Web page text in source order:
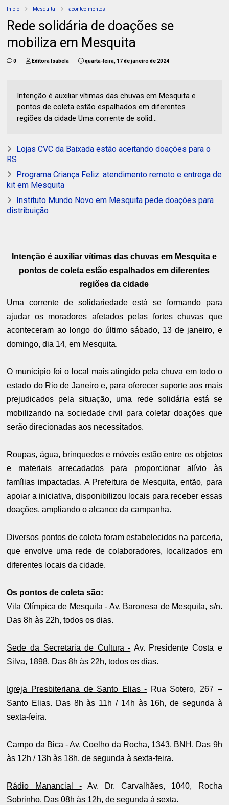
Início Mesquita acontecimentos
Rede solidária de doações se
mobiliza em Mesquita
0 Editora Isabela quarta-feira, 17 de janeiro de 2024
Intenção é auxiliar vítimas das chuvas em Mesquita e
pontos de coleta estão espalhados em diferentes
regiões da cidade Uma corrente de solid...
Lojas CVC da Baixada estão aceitando doações para o
RS
Programa Criança Feliz: atendimento remoto e entrega de
kit em Mesquita
Instituto Mundo Novo em Mesquita pede doações para
distribuição
Intenção é auxiliar vítimas das chuvas em Mesquita e
pontos de coleta estão espalhados em diferentes
regiões da cidade
Uma corrente de solidariedade está se formando para
ajudar os moradores afetados pelas fortes chuvas que
aconteceram ao longo do último sábado, 13 de janeiro, e
domingo, dia 14, em Mesquita.
O município foi o local mais atingido pela chuva em todo o
estado do Rio de Janeiro e, para oferecer suporte aos mais
prejudicados pela situação, uma rede solidária está se
mobilizando na sociedade civil para coletar doações que
serão direcionadas aos necessitados.
Roupas, água, brinquedos e móveis estão entre os objetos
e materiais arrecadados para proporcionar alívio às
famílias impactadas. A Prefeitura de Mesquita, então, para
apoiar a iniciativa, disponibilizou locais para receber essas
doações, ampliando o alcance da campanha.
Diversos pontos de coleta foram estabelecidos na parceria,
que envolve uma rede de colaboradores, localizados em
diferentes locais da cidade.
Os pontos de coleta são:
Vila Olímpica de Mesquita - Av. Baronesa de Mesquita, s/n.
Das 8h às 22h, todos os dias.
Sede da Secretaria de Cultura - Av. Presidente Costa e
Silva, 1898. Das 8h às 22h, todos os dias.
Igreja Presbiteriana de Santo Elias - Rua Sotero, 267 –
Santo Elias. Das 8h às 11h / 14h às 16h, de segunda à
sexta-feira.
Campo da Bica -Av. Coelho da Rocha, 1343, BNH. Das 9h
às 12h / 13h às 18h, de segunda à sexta-feira.
Rádio Manancial -Av. Dr. Carvalhães, 1040, Rocha
Sobrinho. Das 08h às 12h, de segunda à sexta.